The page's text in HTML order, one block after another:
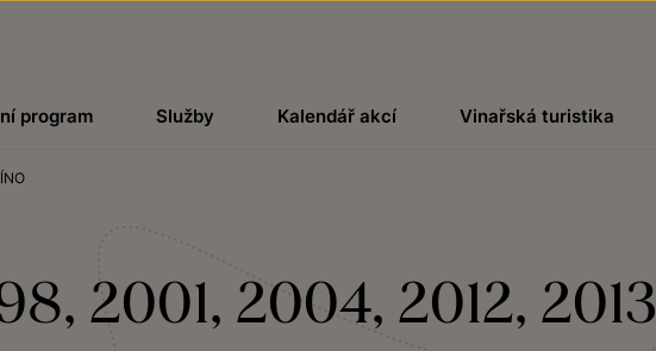
program Služby Kalendář akcí Vinařská turistika
2001, 2004, 2012, 2013